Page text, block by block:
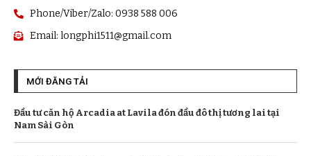
Phone/Viber/Zalo: 0938 588 006
Email: longphi1511@gmail.com
MỚI ĐĂNG TẢI
Đầu tư căn hộ Arcadia at Lavila đón đầu đô thị tương lai tại
Nam Sài Gòn